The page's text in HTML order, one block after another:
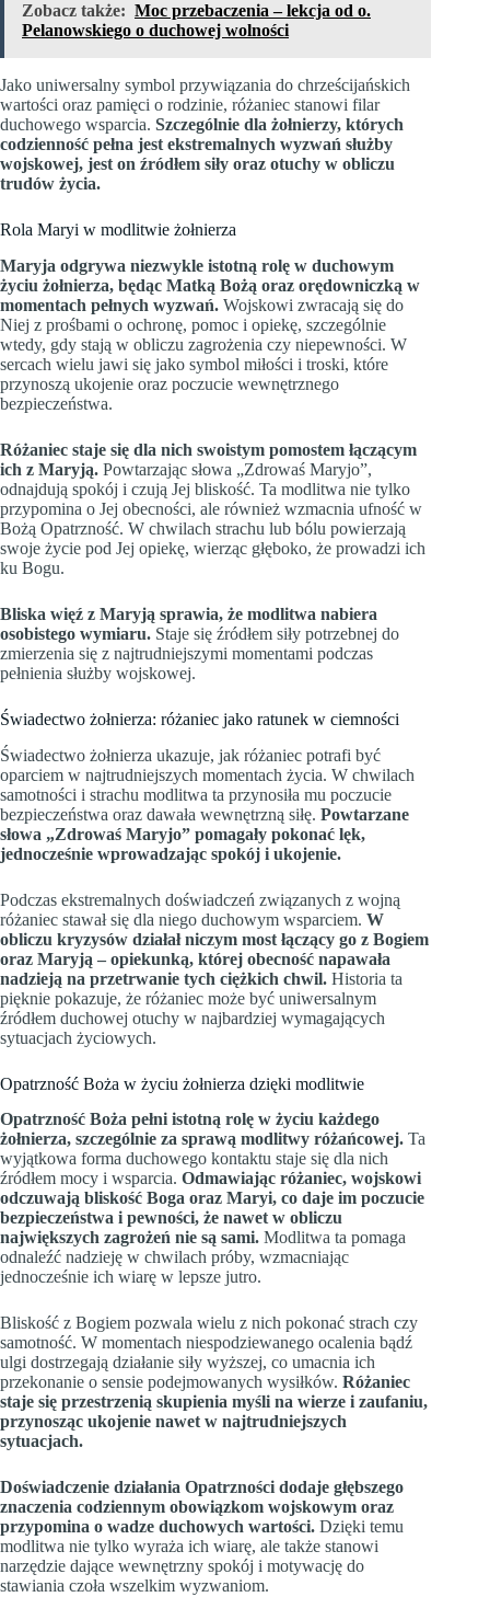
Zobacz także: Moc przebaczenia – lekcja od o.
Pelanowskiego o duchowej wolności
Jako uniwersalny symbol przywiązania do chrześcijańskich
wartości oraz pamięci o rodzinie, różaniec stanowi filar
duchowego wsparcia. Szczególnie dla żołnierzy, których
codzienność pełna jest ekstremalnych wyzwań służby
wojskowej, jest on źródłem siły oraz otuchy w obliczu
trudów życia.
Rola Maryi w modlitwie żołnierza
Maryja odgrywa niezwykle istotną rolę w duchowym
życiu żołnierza, będąc Matką Bożą oraz orędowniczką w
momentach pełnych wyzwań. Wojskowi zwracają się do
Niej z prośbami o ochronę, pomoc i opiekę, szczególnie
wtedy, gdy stają w obliczu zagrożenia czy niepewności. W
sercach wielu jawi się jako symbol miłości i troski, które
przynoszą ukojenie oraz poczucie wewnętrznego
bezpieczeństwa.
Różaniec staje się dla nich swoistym pomostem łączącym
ich z Maryją. Powtarzając słowa „Zdrowaś Maryjo”,
odnajdują spokój i czują Jej bliskość. Ta modlitwa nie tylko
przypomina o Jej obecności, ale również wzmacnia ufność w
Bożą Opatrzność. W chwilach strachu lub bólu powierzają
swoje życie pod Jej opiekę, wierząc głęboko, że prowadzi ich
ku Bogu.
Bliska więź z Maryją sprawia, że modlitwa nabiera
osobistego wymiaru. Staje się źródłem siły potrzebnej do
zmierzenia się z najtrudniejszymi momentami podczas
pełnienia służby wojskowej.
Świadectwo żołnierza: różaniec jako ratunek w ciemności
Świadectwo żołnierza ukazuje, jak różaniec potrafi być
oparciem w najtrudniejszych momentach życia. W chwilach
samotności i strachu modlitwa ta przynosiła mu poczucie
bezpieczeństwa oraz dawała wewnętrzną siłę. Powtarzane
słowa „Zdrowaś Maryjo” pomagały pokonać lęk,
jednocześnie wprowadzając spokój i ukojenie.
Podczas ekstremalnych doświadczeń związanych z wojną
różaniec stawał się dla niego duchowym wsparciem. W
obliczu kryzysów działał niczym most łączący go z Bogiem
oraz Maryją – opiekunką, której obecność napawała
nadzieją na przetrwanie tych ciężkich chwil. Historia ta
pięknie pokazuje, że różaniec może być uniwersalnym
źródłem duchowej otuchy w najbardziej wymagających
sytuacjach życiowych.
Opatrzność Boża w życiu żołnierza dzięki modlitwie
Opatrzność Boża pełni istotną rolę w życiu każdego
żołnierza, szczególnie za sprawą modlitwy różańcowej. Ta
wyjątkowa forma duchowego kontaktu staje się dla nich
źródłem mocy i wsparcia. Odmawiając różaniec, wojskowi
odczuwają bliskość Boga oraz Maryi, co daje im poczucie
bezpieczeństwa i pewności, że nawet w obliczu
największych zagrożeń nie są sami. Modlitwa ta pomaga
odnaleźć nadzieję w chwilach próby, wzmacniając
jednocześnie ich wiarę w lepsze jutro.
Bliskość z Bogiem pozwala wielu z nich pokonać strach czy
samotność. W momentach niespodziewanego ocalenia bądź
ulgi dostrzegają działanie siły wyższej, co umacnia ich
przekonanie o sensie podejmowanych wysiłków. Różaniec
staje się przestrzenią skupienia myśli na wierze i zaufaniu,
przynosząc ukojenie nawet w najtrudniejszych
sytuacjach.
Doświadczenie działania Opatrzności dodaje głębszego
znaczenia codziennym obowiązkom wojskowym oraz
przypomina o wadze duchowych wartości. Dzięki temu
modlitwa nie tylko wyraża ich wiarę, ale także stanowi
narzędzie dające wewnętrzny spokój i motywację do
stawiania czoła wszelkim wyzwaniom.